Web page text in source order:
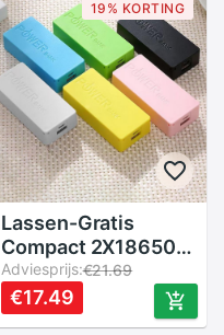
19% KORTING
Lassen-Gratis
Compact 2X18650
Batterij Mobiele
Lader Diy Case Voor
Telefoon
Adviesprijs:€21.69
€17.49